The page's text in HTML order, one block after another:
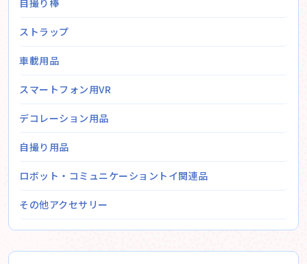
自撮り棒
ストラップ
車載用品
スマートフォン用VR
デコレーション用品
自撮り用品
ロボット・コミュニケーショントイ関連品
その他アクセサリー